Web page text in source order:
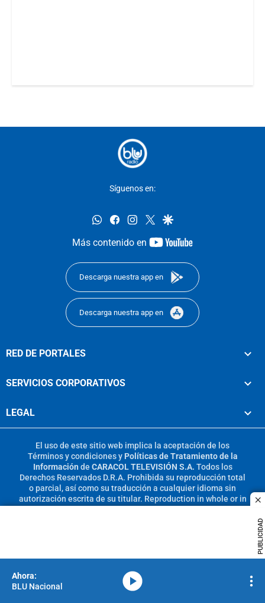
PUBLICIDAD
Síguenos en:
whatsappfacebookinstagram
twittergoogle
Más contenido en
youtube-
Descarga nuestra app en
Descarga nuestra app en
RED DE PORTALES
SERVICIOS CORPORATIVOS
LEGAL
El uso de este sitio web implica la aceptación de los
Términos y condicionesy Políticas de Tratamiento de la
Información de CARACOL TELEVISIÓN S.A. Todos los
Derechos Reservados D.R.A. Prohibida su reproducción total
o parcial, así como su traducción a cualquier idioma sin
autorización escrita de su titular. Reproduction in whole or in
BLU Nacional